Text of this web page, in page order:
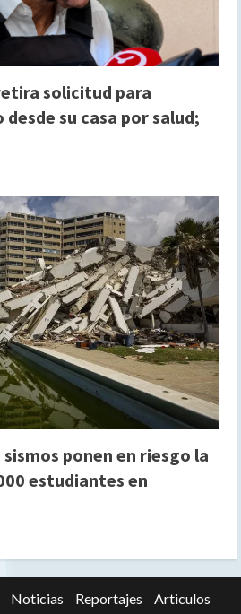
solicitud para
su casa por salud;
ponen en riesgo la
estudiantes en
Noticias Reportajes Articulos